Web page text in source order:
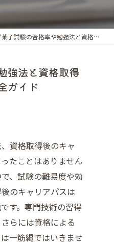
子試験の合格率や勉強法と資格取得後のキャリアアップ完全ガイド
強法と資格取得
ガイド
資格取得後のキャ
たことはありません
、試験の難易度や効
のキャリアパスは
す。専門技術の習得
らには資格による
一筋縄ではいきませ